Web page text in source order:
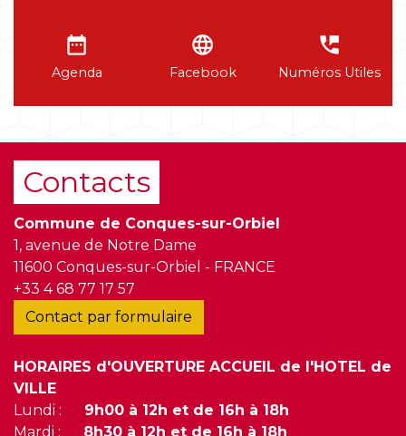
date_range
Agenda
language
Facebook
perm_phone_msg
Numéros Utiles
Contacts
Commune de Conques-sur-Orbiel
1, avenue de Notre Dame
11600 Conques-sur-Orbiel - FRANCE
+33 4 68 77 17 57
Contact par formulaire
HORAIRES d'OUVERTURE ACCUEIL de l'HOTEL de
VILLE
Lundi :
9h00 à 12h et de 16h à 18h
Mardi :
8h30 à 12h et de 16h à 18h